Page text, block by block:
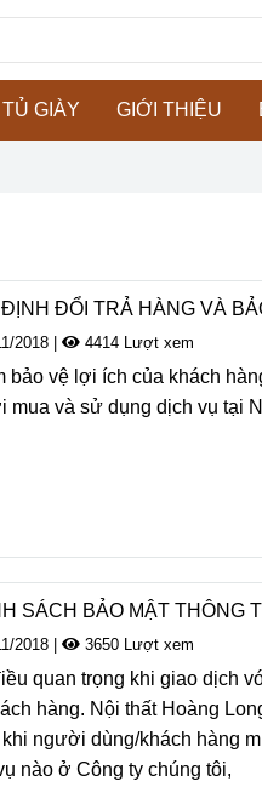
GIÀY GIỚI THIỆU
ĐỔI TRẢ HÀNG VÀ
2018 4414 Lượt xem
bảo vệ lợi ích của khách
mua và sử dụng dịch vụ tại
SÁCH BẢO MẬT THÔNG
2018 3650 Lượt xem
quan trọng khi giao dịch
hàng. Nội thất Hoàng
khi người dùng/khách hàng
nào ở Công ty chúng tôi,